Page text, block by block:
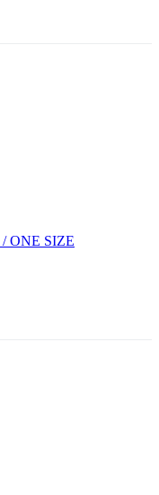
/ ONE SIZE